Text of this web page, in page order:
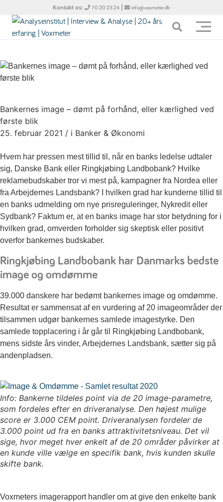
Kontakt os: 70 20 23 24 | info@voxmeter.dk
Bankernes image – dømt på forhånd, eller kærlighed ved
første blik
25. februar 2021 / i Banker & Økonomi
Hvem har pressen mest tillid til, når en banks ledelse udtaler
sig, Danske Bank eller Ringkjøbing Landbobank? Hvilke
reklamebudskaber tror vi mest på, kampagner fra Nordea eller
fra Arbejdernes Landsbank? I hvilken grad har kunderne tillid til
en banks udmelding om nye prisreguleringer, Nykredit eller
Sydbank? Faktum er, at en banks image har stor betydning for i
hvilken grad, omverden forholder sig skeptisk eller positivt
overfor bankernes budskaber.
Ringkjøbing Landbobank har Danmarks bedste
image og omdømme
39.000 danskere har bedømt bankernes image og omdømme.
Resultat er sammensat af en vurdering af 20 imageområder der
tilsammen udgør bankernes samlede imagestyrke. Den
samlede topplacering i år går til Ringkjøbing Landbobank,
mens sidste års vinder, Arbejdernes Landsbank, sætter sig på
andenpladsen.
Info: Bankerne tildeles point via de 20 image-parametre,
som fordeles efter en driveranalyse. Den højest mulige
score er 3.000 CEM point. Driveranalysen fordeler de
3.000 point ud fra en banks attraktivitetsniveau. Det vil
sige, hvor meget hver enkelt af de 20 områder påvirker at
en kunde ville vælge en specifik bank, hvis kunden skulle
skifte bank.
Voxmeters imagerapport handler om at give den enkelte bank